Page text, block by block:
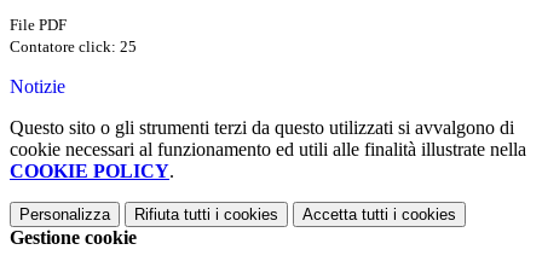
File PDF
Contatore click: 25
Notizie
Questo sito o gli strumenti terzi da questo utilizzati si avvalgono di
cookie necessari al funzionamento ed utili alle finalità illustrate nella
COOKIE POLICY.
Personalizza Rifiuta tutti i cookies Accetta tutti i cookies
Gestione cookie